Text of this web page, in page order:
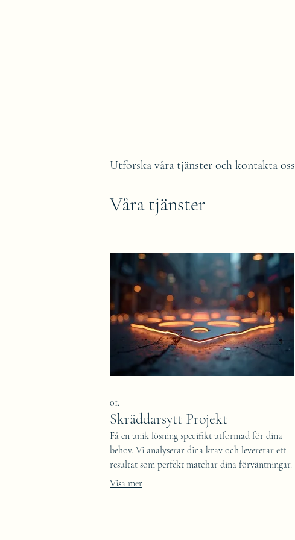
Utforska våra tjänster och kontakta oss
Våra tjänster
01.
Skräddarsytt Projekt
Få en unik lösning specifikt utformad för dina
behov. Vi analyserar dina krav och levererar ett
resultat som perfekt matchar dina förväntningar.
Visa mer